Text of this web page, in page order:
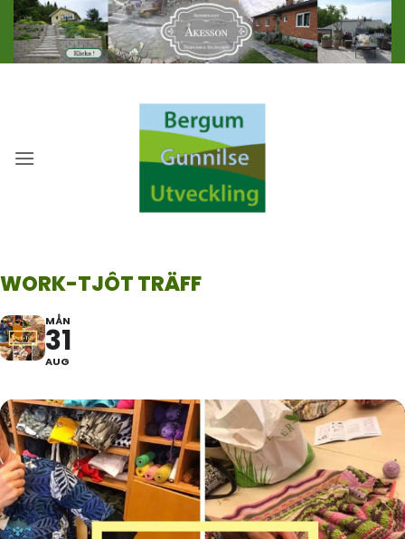
Skip
content
WORK-TJÔT TRÄFF
MÅN
31
AUG